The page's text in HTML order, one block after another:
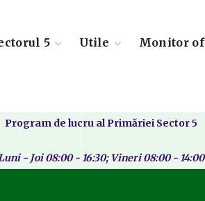
5 Utile Monitor
Program de lucru al Primăriei Sector 5
- Joi 08:00 - 16:30; Vineri 08:00 - 14:00